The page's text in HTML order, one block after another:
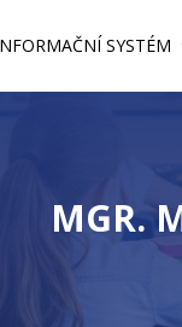
SYSTÉM
MGR.